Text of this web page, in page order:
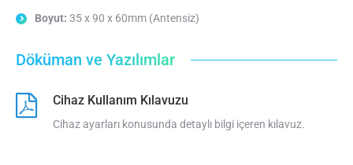
Boyut: 35 x 90 x 60mm (Antensiz)
Döküman ve Yazılımlar
Cihaz Kullanım Kılavuzu
Cihaz ayarları konusunda detaylı bilgi içeren kılavuz.